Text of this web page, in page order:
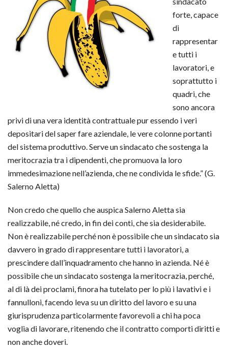
forte, capace
di
rappresentar
e tutti i
lavoratori, e
soprattutto i
quadri, che
sono ancora
privi di una vera identità contrattuale pur essendo i veri
depositari del saper fare aziendale, le vere colonne portanti
del sistema produttivo. Serve un sindacato che sostenga la
meritocrazia tra i dipendenti, che promuova la loro
immedesimazione nell’azienda, che ne condivida le sfide.” (G.
Salerno Aletta)
Non credo che quello che auspica Salerno Aletta sia
realizzabile, né credo, in fin dei conti, che sia desiderabile.
Non è realizzabile perché non è possibile che un sindacato sia
davvero in grado di rappresentare tutti i lavoratori, a
prescindere dall’inquadramento che hanno in azienda. Né è
possibile che un sindacato sostenga la meritocrazia, perché,
al di là dei proclami, finora ha tutelato per lo più i lavativi e i
fannulloni, facendo leva su un diritto del lavoro e su una
giurisprudenza particolarmente favorevoli a chi ha poca
voglia di lavorare, ritenendo che il contratto comporti diritti e
non anche doveri.